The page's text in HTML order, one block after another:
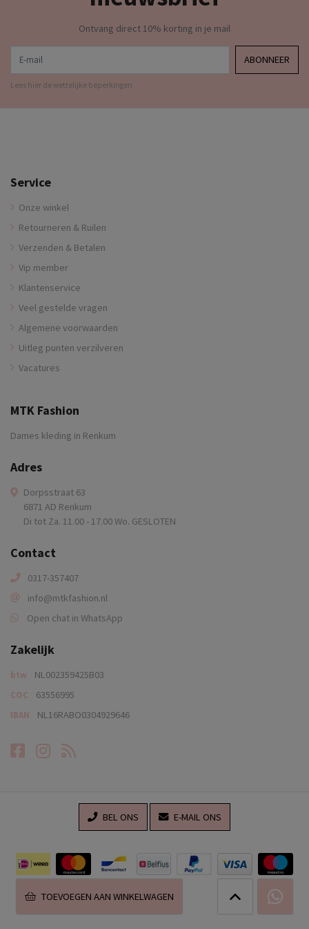
TOEVOEGEN AAN WINKELWAGEN
Ontvang direct 10% korting in je mail
ABONNEER
Lees hier de wettelijke beperkingen
Service
Onze winkel
Retourneren & Ruilen
Verzenden & Betalen
Vip member
Klantenservice
Veel gestelde vragen
Algemene voorwaarden
Uitleg punten verzilveren
Vacatures
MTK Fashion
Dames kleding in Renkum
Adres
Dorpsstraat 63
6871 AD Renkum
Di tot Za. 11.00 - 17.00 Wo. GESLOTEN
Contact
0317-357407
info@mtkfashion.nl
Open chat in WhatsApp
Zakelijk
btw NL002359425B03
COC 63556995
IBAN NL16RABO0304929646
Facebook
Instagram
RSS-feed
BEL ONS E-MAIL ONS